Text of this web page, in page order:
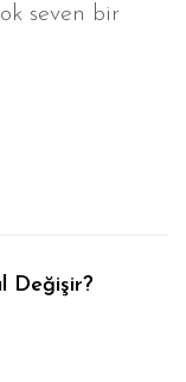
seven bir
Değişir?